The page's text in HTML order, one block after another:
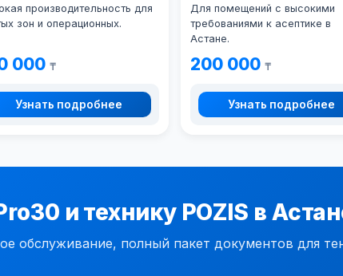
производительность для
зон и операционных.
000 ₸
Узнать подробнее
Для помещений с высокими
требованиями к асептике в
Астане.
200 000₸
Узнать подробнее
и технику POZIS в
обслуживание, полный пакет документов для